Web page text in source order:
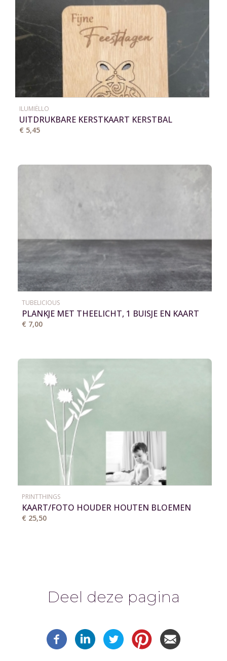
ILUMIËLLO
UITDRUKBARE KERSTKAART KERSTBAL
€ 5,45
TUBELICIOUS
PLANKJE MET THEELICHT, 1 BUISJE EN KAART
€ 7,00
PRINTTHINGS
KAART/FOTO HOUDER HOUTEN BLOEMEN
VAAS
€ 25,50
Deel deze pagina